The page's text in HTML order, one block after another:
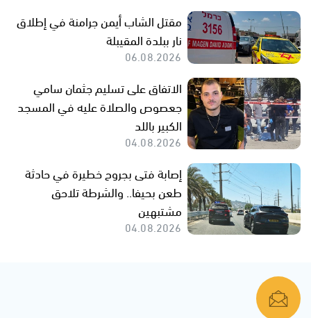
مقتل الشاب أيمن جرامنة في إطلاق
نار ببلدة المقيبلة
06.08.2026
الاتفاق على تسليم جثمان سامي
جعصوص والصلاة عليه في المسجد
الكبير باللد
04.08.2026
إصابة فتى بجروح خطيرة في حادثة
طعن بحيفا.. والشرطة تلاحق
مشتبهين
04.08.2026